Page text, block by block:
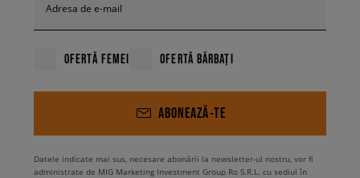
Adresa de e-mail
OFERTĂ FEMEI OFERTĂ BĂRBAȚI
ABONEAZĂ-TE
Datele indicate mai sus, necesare abonării la newsletter-ul nostru, vor fi
administrate de MIG Marketing Investment Group Ro S.R.L. cu sediul în